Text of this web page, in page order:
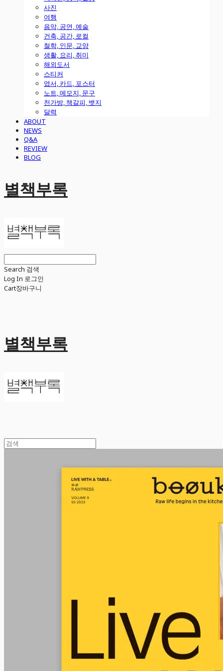
사진
여행
음악, 공연, 예술
건축, 공간, 로컬
철학, 인문, 교양
생활, 요리, 취미
해외도서
스티커
엽서, 카드, 포스터
노트, 메모지, 문구
천가방, 책갈피, 뱃지
달력
ABOUT
NEWS
Q&A
REVIEW
BLOG
별책부록
Search 검색
Log In 로그인
Cart장바구니
별책부록